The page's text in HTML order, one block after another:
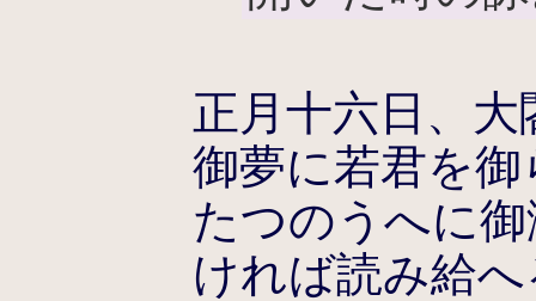
正月十六日、
御夢に若君を
たつのうへに
ければ読み給へ